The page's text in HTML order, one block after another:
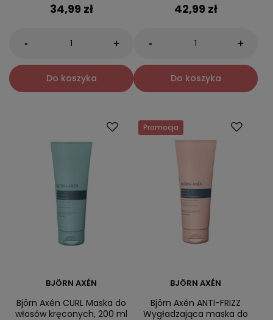
34,99 zł
- +
Do koszyka
42,99 zł
- +
Do koszyka
BJÖRN AXÉN
Björn Axén CURL Maska do
włosów kręconych, 200 ml
Promocja
BJÖRN AXÉN
Björn Axén ANTI-FRIZZ
Wygładzająca maska do